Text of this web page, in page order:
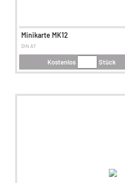
Minikarte MK12
DIN A7
Kostenlos Stück